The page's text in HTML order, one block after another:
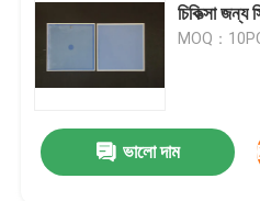
চিকিত্সা জন্য
MOQ：
ভালো দাম